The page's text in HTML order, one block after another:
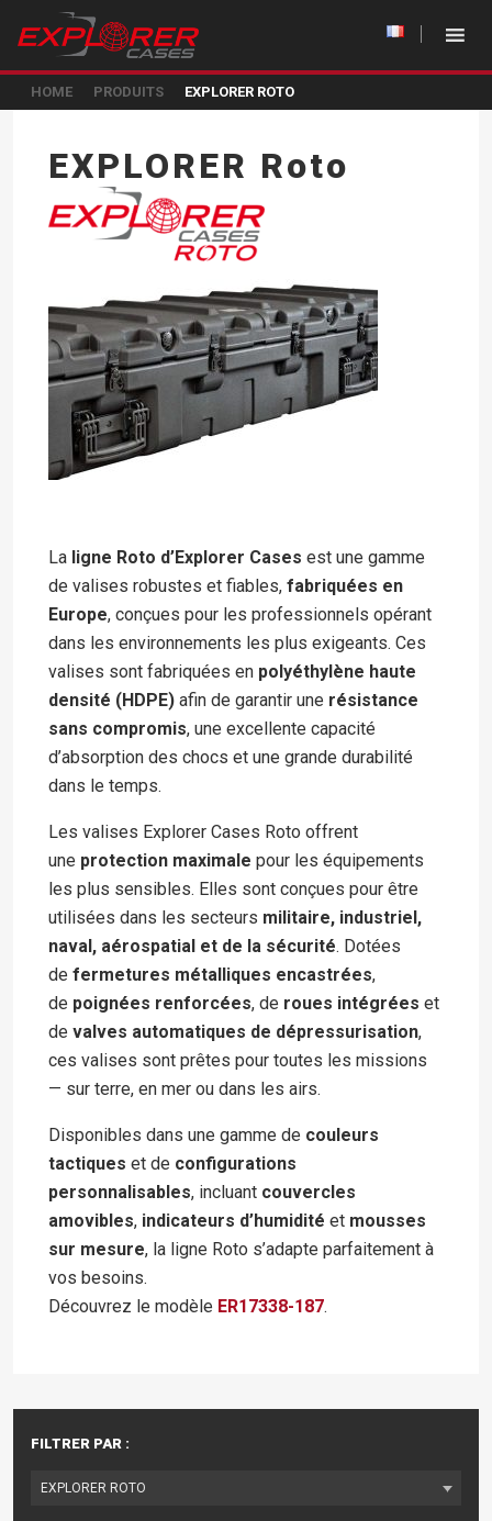
HOME PRODUITS EXPLORER ROTO
EXPLORER Roto
La ligne Roto d’Explorer Cases est une gamme
de valises robustes et fiables, fabriquées en
Europe, conçues pour les professionnels opérant
dans les environnements les plus exigeants. Ces
valises sont fabriquées en polyéthylène haute
densité (HDPE) afin de garantir une résistance
sans compromis, une excellente capacité
d’absorption des chocs et une grande durabilité
dans le temps.
Les valises Explorer Cases Roto offrent
une protection maximale pour les équipements
les plus sensibles. Elles sont conçues pour être
utilisées dans les secteurs militaire, industriel,
naval, aérospatial et de la sécurité. Dotées
de fermetures métalliques encastrées,
de poignées renforcées, de roues intégrées et
de valves automatiques de dépressurisation,
ces valises sont prêtes pour toutes les missions
— sur terre, en mer ou dans les airs.
Disponibles dans une gamme de couleurs
tactiques et de configurations
personnalisables, incluant couvercles
amovibles, indicateurs d’humidité et mousses
sur mesure, la ligne Roto s’adapte parfaitement à
vos besoins.
Découvrez le modèle ER17338-187.
FILTRER PAR :